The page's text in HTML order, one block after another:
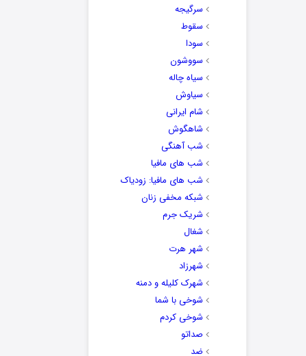
سرگیجه
سقوط
سودا
سووشون
سیاه چاله
سیاوش
شام ایرانی
شاهگوش
شب آهنگی
شب های مافیا
شب های مافیا: زودیاک
شبکه مخفی زنان
شریک جرم
شغال
شهر هرت
شهرزاد
شهرک کلیله و دمنه
شوخی با شما
شوخی کردم
صداتو
ضد